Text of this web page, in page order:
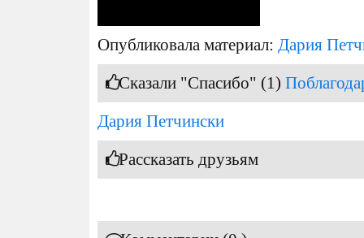
Опубликовала материал: Дария
Сказали "Спасибо" (1)
Дария Петчински
Рассказать друзьям